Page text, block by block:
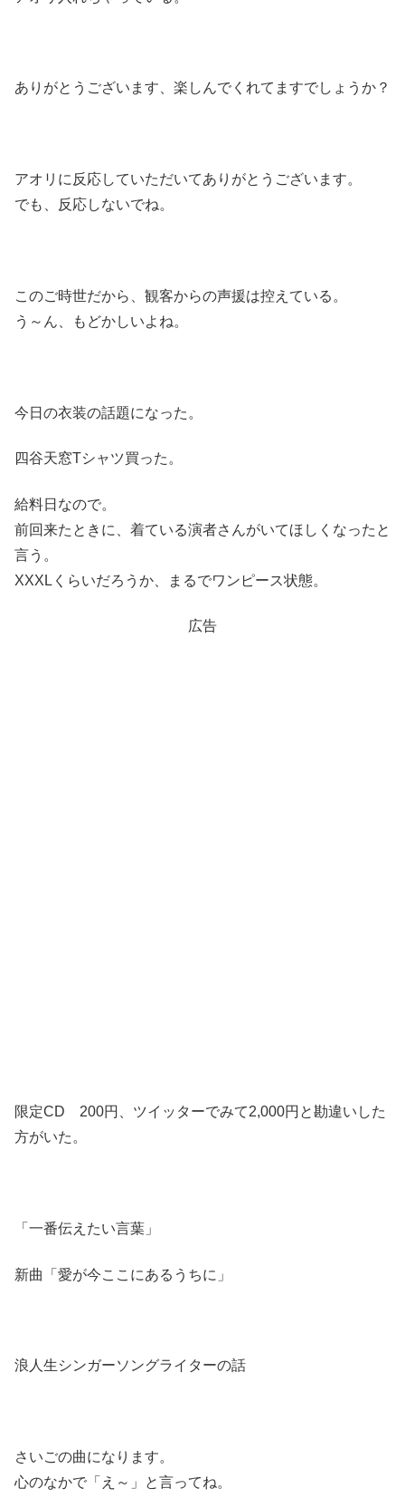
ありがとうございます、楽しんでくれてますでしょうか？
アオリに反応していただいてありがとうございます。
でも、反応しないでね。
このご時世だから、観客からの声援は控えている。
う～ん、もどかしいよね。
今日の衣装の話題になった。
四谷天窓Tシャツ買った。
給料日なので。
前回来たときに、着ている演者さんがいてほしくなったと
言う。
XXXLくらいだろうか、まるでワンピース状態。
広告
限定CD 200円、ツイッターでみて2,000円と勘違いした
方がいた。
「一番伝えたい言葉」
新曲「愛が今ここにあるうちに」
浪人生シンガーソングライターの話
さいごの曲になります。
心のなかで「え～」と言ってね。